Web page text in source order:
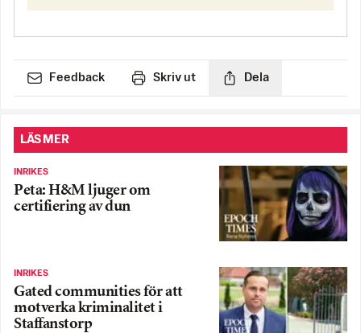
Feedback Skriv ut Dela
LÄS MER
INRIKES
Peta: H&M ljuger om
certifiering av dun
INRIKES
Gated communities för att
motverka kriminalitet i
Staffanstorp